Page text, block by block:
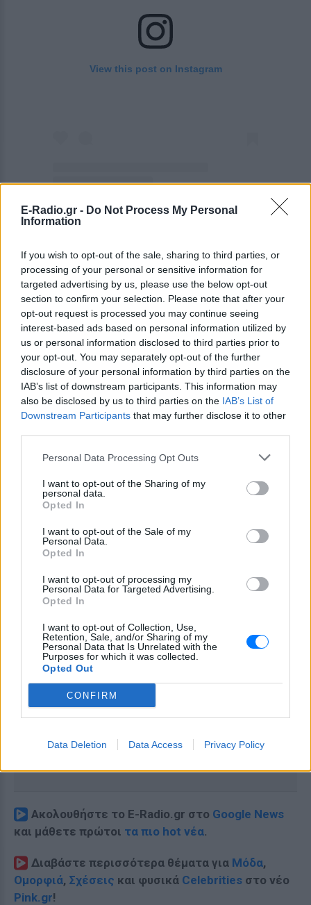
E-Radio.gr - Do Not Process My Personal
Information
If you wish to opt-out of the sale, sharing to third parties, or
processing of your personal or sensitive information for
targeted advertising by us, please use the below opt-out
section to confirm your selection. Please note that after your
opt-out request is processed you may continue seeing
interest-based ads based on personal information utilized by
us or personal information disclosed to third parties prior to
your opt-out. You may separately opt-out of the further
disclosure of your personal information by third parties on the
IAB’s list of downstream participants. This information may
also be disclosed by us to third parties on the IAB’s List of
Downstream Participants that may further disclose it to other
Personal Data Processing Opt Outs
I want to opt-out of the Sharing of my
personal data.
Opted In
I want to opt-out of the Sale of my
Personal Data.
Opted In
I want to opt-out of processing my
Personal Data for Targeted Advertising.
Opted In
I want to opt-out of Collection, Use,
Retention, Sale, and/or Sharing of my
Personal Data that Is Unrelated with the
Purposes for which it was collected.
Opted Out
CONFIRM
Data Deletion Data Access Privacy Policy
View this post on Instagram
A post shared by Zeta Douka (@zetadouka)
ΔΙΑΒΑΣΤΕ ΑΚΟΜΗ
Η Δανάη Λιβιεράτου
ερμήνευσε Σελίν Ντιόν σε
μαγαζί της Μυκόνου και
καθήλωσε τους πάντες
ΠΡΙΝ 9 ΕΒΔΟΜΆΔΕΣ
«Τέρας με πρησμένο
πρόσωπο» έγραψαν στη
Γαρυφαλλιά Καληφώνη ‑ η
απάντησή της έγινε viral
TABLOID ΠΡΙΝ 9 ΕΒΔΟΜΆΔΕΣ
Ακολουθήστε το E-Radio.gr στο Google News
και μάθετε πρώτοι τα πιο hot νέα.
Διαβάστε περισσότερα θέματα για Μόδα,
Ομορφιά, Σχέσεις και φυσικά Celebrities στο νέο
Pink.gr!